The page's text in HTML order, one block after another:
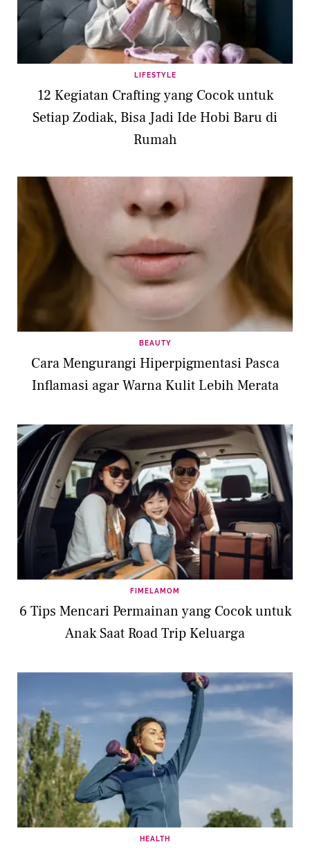
LIFESTYLE
12 Kegiatan Crafting yang Cocok untuk
Setiap Zodiak, Bisa Jadi Ide Hobi Baru di
Rumah
BEAUTY
Cara Mengurangi Hiperpigmentasi Pasca
Inflamasi agar Warna Kulit Lebih Merata
FIMELAMOM
6 Tips Mencari Permainan yang Cocok untuk
Anak Saat Road Trip Keluarga
HEALTH